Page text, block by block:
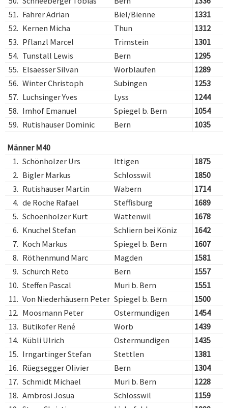
51. Fahrer Adrian Biel/Bienne
1331
52. Kernen Micha Thun
1312
53. Pflanzl Marcel Trimstein
1301
54. Tunstall Lewis Bern
1295
55. Elsaesser Silvan Worblaufen
1289
56. Winter Christoph Subingen
1253
57. Luchsinger Yves Lyss
1244
58. Imhof Emanuel Spiegel b. Bern
1054
59. Rutishauser Dominic Bern 1035
Männer M40
1. Schönholzer Urs Ittigen
1875
2. Bigler Markus Schlosswil
1850
3. Rutishauser Martin Wabern
1714
4. de Roche Rafael Steffisburg
1689
5. Schoenholzer Kurt Wattenwil
1678
6. Knuchel Stefan Schliern bei Köniz
1642
7. Koch Markus Spiegel b. Bern
1607
8. Röthenmund Marc Magden
1581
9. Schürch Reto Bern
1557
10. Steffen Pascal Muri b. Bern
1551
11. Von Niederhäusern Peter Spiegel b. Bern
1500
12. Moosmann Peter Ostermundigen
1454
13. Bütikofer René Worb
1439
14. Kübli Ulrich Ostermundigen
1435
15. Irngartinger Stefan Stettlen
1381
16. Rüegsegger Olivier Bern
1304
17. Schmidt Michael Muri b. Bern
1228
18. Ambrosi Josua Schlosswil
1159